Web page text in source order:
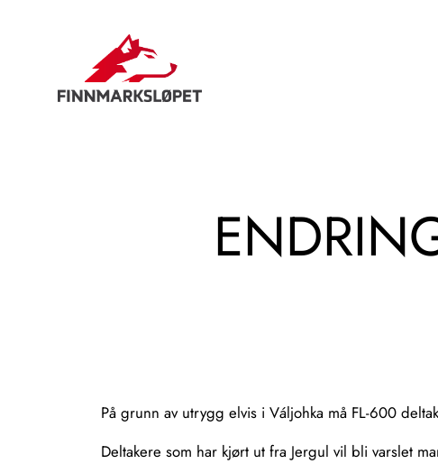
På grunn av utrygg elvis i Váljohka må FL-600
Deltakere som har kjørt ut fra Jergul vil bli varslet